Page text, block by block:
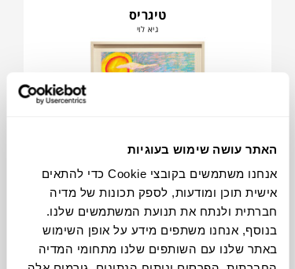
האתר עושה שימוש בעוגיות
אנחנו משתמשים בקובצי Cookie כדי להתאים
אישית תוכן ומודעות, לספק תכונות של מדיה
חברתית ולנתח את תנועת המשתמשים שלנו.
בנוסף, אנחנו משתפים מידע על אופן השימוש
באתר שלנו עם השותפים שלנו מתחומי המדיה
טיגריס
גיא לוי
₪8,020